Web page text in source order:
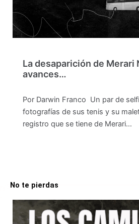
La desaparición de Merari
avances…
Por Darwin Franco Un par de
fotografías de sus tenis y su
registro que se tiene de Merari…
No te pierdas